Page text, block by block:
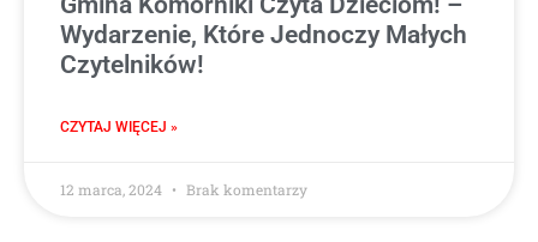
Wydarzenie, Które Jednoczy Małych
Czytelników!
CZYTAJ WIĘCEJ »
12 marca, 2024 Brak komentarzy